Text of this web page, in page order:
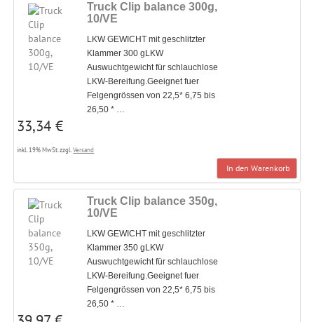
Truck Clip balance 300g,
10/VE
LKW GEWICHT mit geschlitzter
Klammer 300 gLKW
Auswuchtgewicht für schlauchlose
LKW-Bereifung.Geeignet fuer
Felgengrössen von 22,5* 6,75 bis
26,50 * …
33,34 €
inkl. 19% MwSt. zzgl.Versand
In den Warenkorb
Truck Clip balance 350g,
10/VE
LKW GEWICHT mit geschlitzter
Klammer 350 gLKW
Auswuchtgewicht für schlauchlose
LKW-Bereifung.Geeignet fuer
Felgengrössen von 22,5* 6,75 bis
26,50 * …